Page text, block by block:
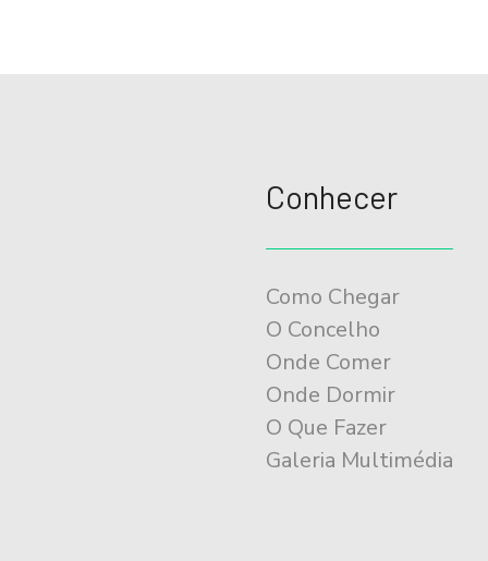
Conhecer
Como Chegar
O Concelho
Onde Comer
Onde Dormir
O Que Fazer
Galeria Multimédia